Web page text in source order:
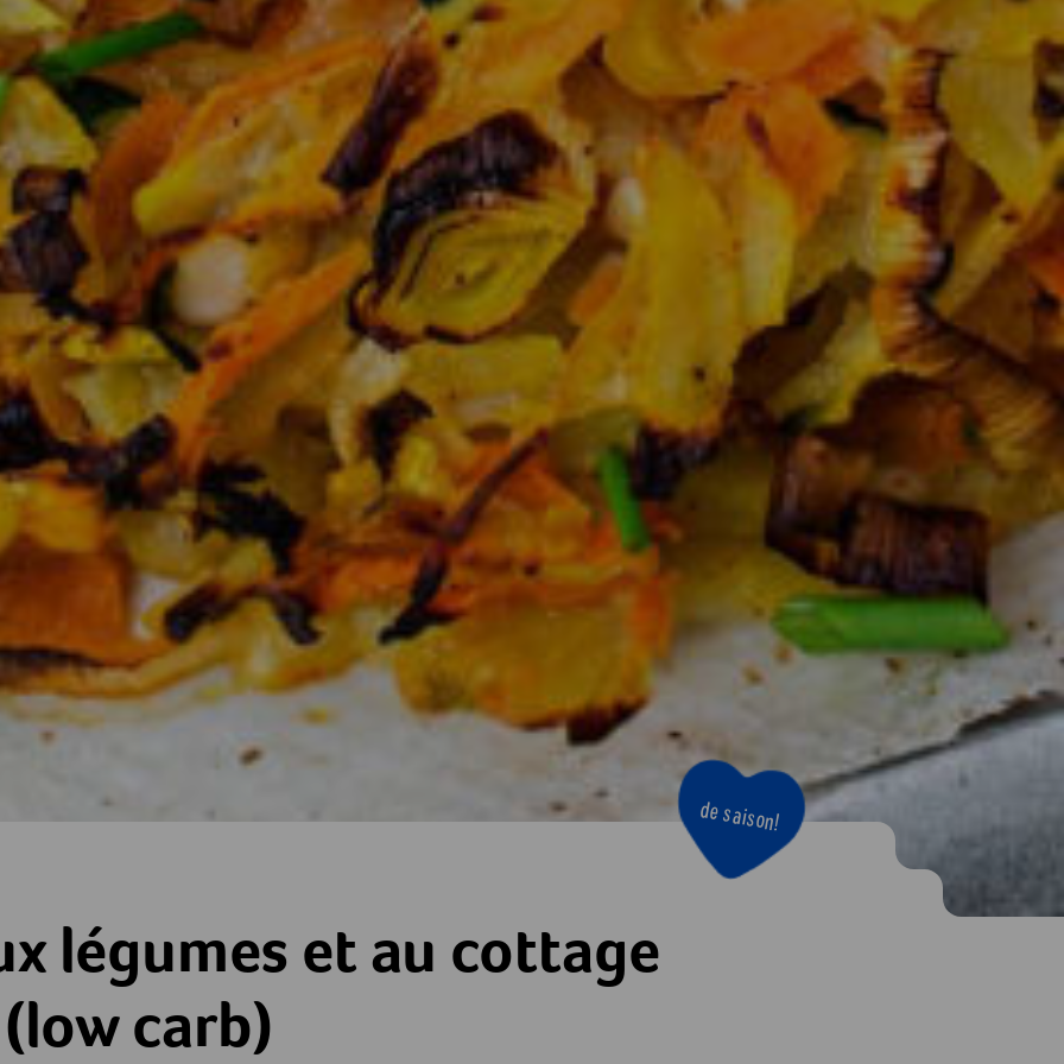
et au cottage cheese (low carb)
légumes et au cottage
carb)
de saison!